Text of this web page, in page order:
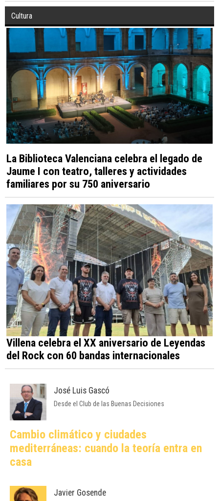
Cultura
La Biblioteca Valenciana celebra el legado de
Jaume I con teatro, talleres y actividades
familiares por su 750 aniversario
Villena celebra el XX aniversario de Leyendas
del Rock con 60 bandas internacionales
José Luis Gascó
Desde el Club de las Buenas Decisiones
Cambio climático y ciudades
mediterráneas: cuando la teoría entra en
casa
Javier Gosende